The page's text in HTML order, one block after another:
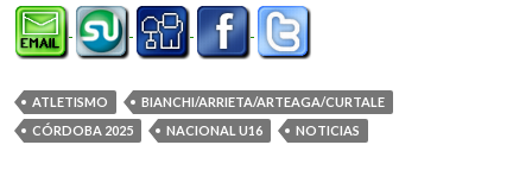
ATLETISMO
BIANCHI/ARRIETA/ARTEAGA/CURTALE
CÓRDOBA 2025
NACIONAL U16 NOTICIAS